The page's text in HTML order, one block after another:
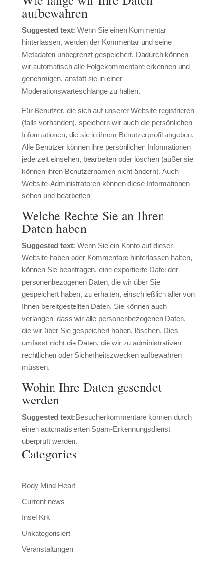
aufbewahren
Suggested text: Wenn Sie einen Kommentar
hinterlassen, werden der Kommentar und seine
Metadaten unbegrenzt gespeichert. Dadurch können
wir automatisch alle Folgekommentare erkennen und
genehmigen, anstatt sie in einer
Moderationswarteschlange zu halten.
Für Benutzer, die sich auf unserer Website registrieren
(falls vorhanden), speichern wir auch die persönlichen
Informationen, die sie in ihrem Benutzerprofil angeben.
Alle Benutzer können ihre persönlichen Informationen
jederzeit einsehen, bearbeiten oder löschen (außer sie
können ihren Benutzernamen nicht ändern). Auch
Website-Administratoren können diese Informationen
sehen und bearbeiten.
Welche Rechte Sie an Ihren
Daten haben
Suggested text: Wenn Sie ein Konto auf dieser
Website haben oder Kommentare hinterlassen haben,
können Sie beantragen, eine exportierte Datei der
personenbezogenen Daten, die wir über Sie
gespeichert haben, zu erhalten, einschließlich aller von
Ihnen bereitgestellten Daten. Sie können auch
verlangen, dass wir alle personenbezogenen Daten,
die wir über Sie gespeichert haben, löschen. Dies
umfasst nicht die Daten, die wir zu administrativen,
rechtlichen oder Sicherheitszwecken aufbewahren
müssen.
Wohin Ihre Daten gesendet
werden
Suggested text:Besucherkommentare können durch
einen automatisierten Spam-Erkennungsdienst
überprüft werden.
Categories
Body Mind Heart
Current news
Insel Krk
Unkategorisiert
Veranstaltungen